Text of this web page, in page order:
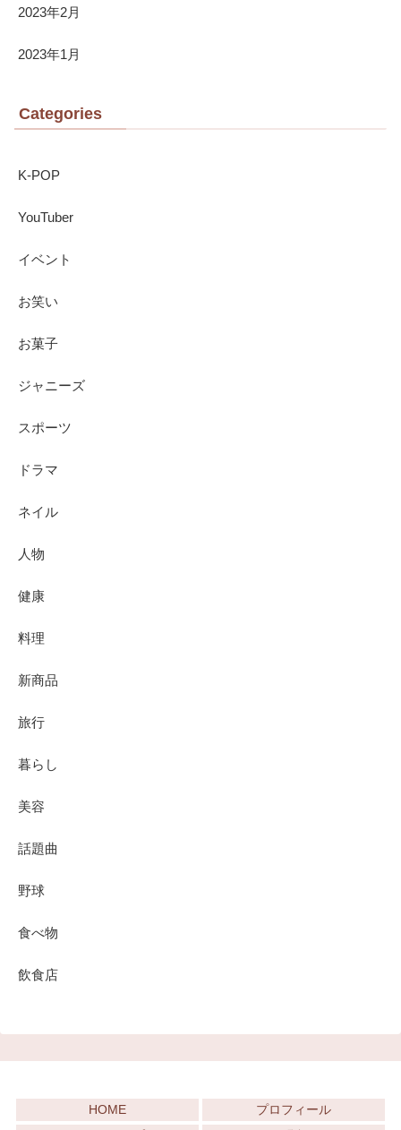
2023年2月
2023年1月
Categories
K-POP
YouTuber
イベント
お笑い
お菓子
ジャニーズ
スポーツ
ドラマ
ネイル
人物
健康
料理
新商品
旅行
暮らし
美容
話題曲
野球
食べ物
飲食店
HOME
プロフィール